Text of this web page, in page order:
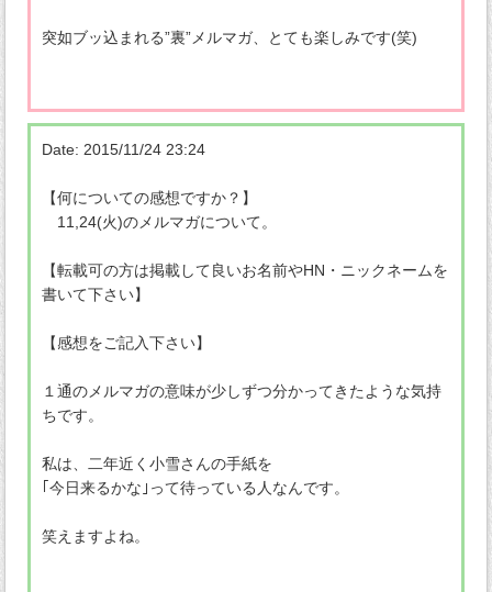
突如ブッ込まれる”裏”メルマガ、とても楽しみです(笑)
Date: 2015/11/24 23:24
【何についての感想ですか？】
11,24(火)のメルマガについて。
【転載可の方は掲載して良いお名前やHN・ニックネームを
書いて下さい】
【感想をご記入下さい】
１通のメルマガの意味が少しずつ分かってきたような気持
ちです。
私は、二年近く小雪さんの手紙を
｢今日来るかな｣って待っている人なんです。
笑えますよね。